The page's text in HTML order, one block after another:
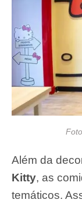
Além da
Kitty, as
temáticos.